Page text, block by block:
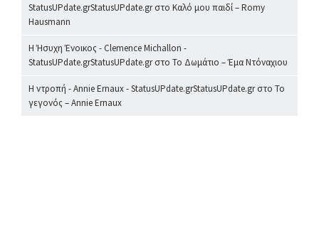
StatusUPdate.grStatusUPdate.grστο Καλό μου παιδί – Romy
Hausmann
Η Ήσυχη Ένοικος - Clemence Michallon -
StatusUPdate.grStatusUPdate.grστο Το Δωμάτιο – Έμα Ντόναχιου
Η ντροπή - Annie Ernaux - StatusUPdate.grStatusUPdate.grστο Το
γεγονός – Annie Ernaux